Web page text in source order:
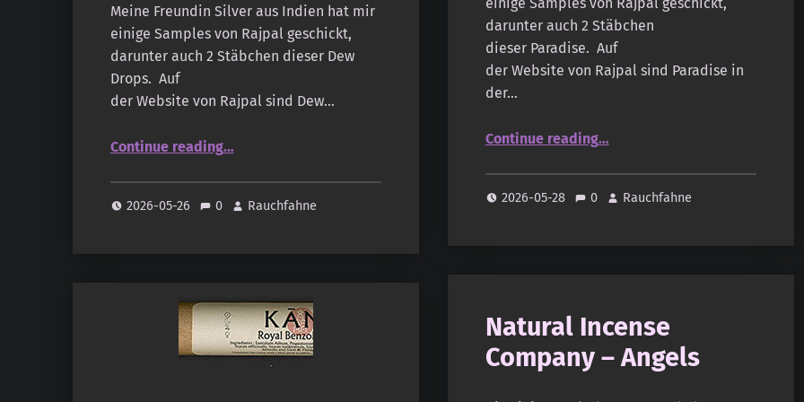
darunter auch 2 Stäbchen
dieser Paradise. Auf
der Website von Rajpal sind Paradise in
der…
Continue reading…
2026-05-28 0 Rauchfahne
Meine Freundin Silver aus Indien hat mir
einige Samples von Rajpal geschickt,
darunter auch 2 Stäbchen dieser Dew
Drops. Auf
der Website von Rajpal sind Dew…
Continue reading…
2026-05-26 0 Rauchfahne
Natural Incense
Company – Angels